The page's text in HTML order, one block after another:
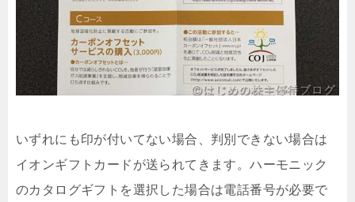
いずれにも印が付いてない場合、判別できない場合は
イオンギフトカードが送られてきます。ハーモニック
のカタログギフトを選択した場合は電話番号が必要で